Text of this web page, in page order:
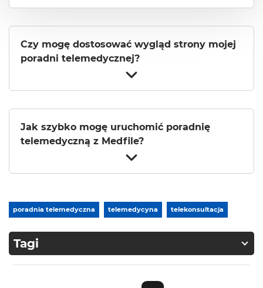
Czy mogę dostosować wygląd strony mojej
poradni telemedycznej?
Jak szybko mogę uruchomić poradnię
telemedyczną z Medfile?
poradnia telemedyczna telemedycyna telekonsultacja
Tagi